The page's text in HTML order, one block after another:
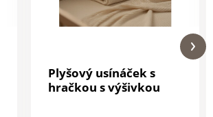
Plyšový usínáček s
hračkou s výšivkou